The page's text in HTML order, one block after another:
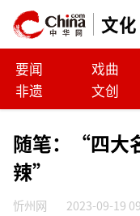
文化
要闻 戏曲
非遗
文创
随笔：“四大
辣”
忻州网 2023-09-19